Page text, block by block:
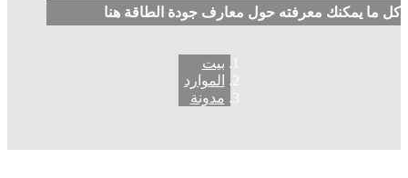
كل ما يمكنك معرفته حول معارف جودة الطاقة هنا
بيت
الموارد
مدونة